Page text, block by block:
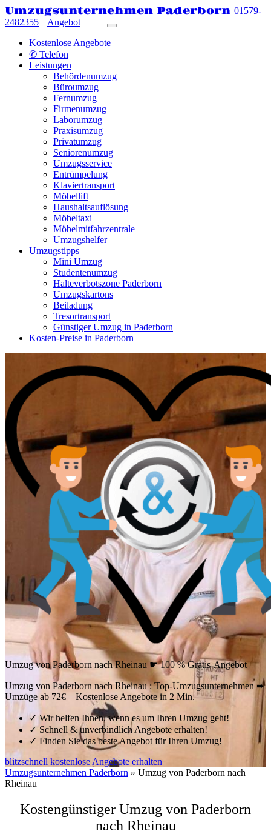
Umzugsunternehmen Paderborn 01579-
2482355
Angebot
Kostenlose Angebote
✆ Telefon
Leistungen
Behördenumzug
Büroumzug
Fernumzug
Firmenumzug
Laborumzug
Praxisumzug
Privatumzug
Seniorenumzug
Umzugsservice
Entrümpelung
Klaviertransport
Möbellift
Haushaltsauflösung
Möbeltaxi
Möbelmitfahrzentrale
Umzugshelfer
Umzugstipps
Mini Umzug
Studentenumzug
Halteverbotszone Paderborn
Umzugskartons
Beiladung
Tresortransport
Günstiger Umzug in Paderborn
Kosten-Preise in Paderborn
Umzug von Paderborn nach Rheinau ☛ 100 % Gratis-Angebot
Umzug von Paderborn nach Rheinau : Top-Umzugsunternehmen ➨
Umzüge ab 72€ – Kostenlose Angebote in 2 Min.
✓ Wir helfen Ihnen, wenn es um Ihren Umzug geht!
✓Schnell & unverbindlich Angebote erhalten!
✓ Finden Sie das beste Angebot für Ihren Umzug!
blitzschnell kostenlose Angebote erhalten
Umzugsunternehmen Paderborn » Umzug von Paderborn nach
Rheinau
Kostengünstiger Umzug von Paderborn
nach Rheinau